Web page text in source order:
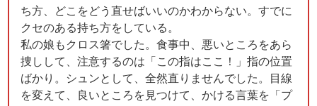
ち方、どこをどう直せばいいのかわからない。すでに
クセのある持ち方をしている。
私の娘もクロス箸でした。食事中、悪いところをあら
捜しして、注意するのは「この指はここ！」指の位置
ばかり。シュンとして、全然直りませんでした。目線
を変えて、良いところを見つけて、かける言葉を「プ